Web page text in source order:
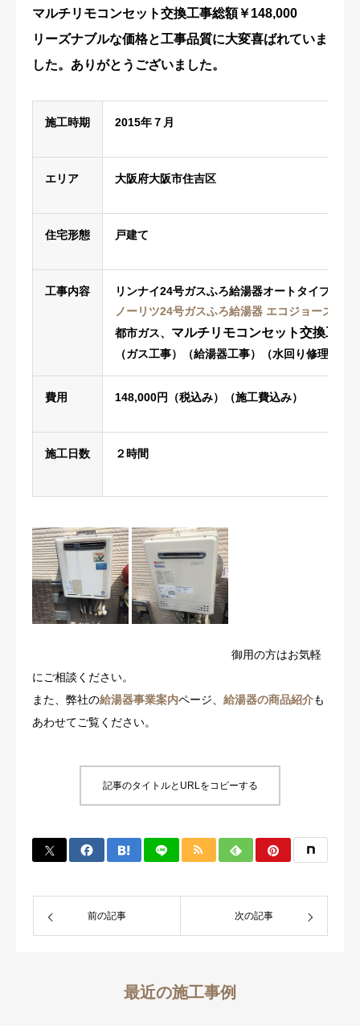
マルチリモコンセット交換工事総額￥148,000
リーズナブルな価格と工事品質に大変喜ばれていま
した。ありがとうございました。
施工時期 2015年７月
エリア 大阪府大阪市住吉区
住宅形態 戸建て
工事内容 リンナイ24号ガスふろ給湯器オートタイプ
ノーリツ24号ガスふろ給湯器 エコジョーズ オ
都市ガス、 マルチリモコンセット交換工事
（ガス工事）（給湯器工事）（水回り修理）
費用 148,000円（税込み）（施工費込み）
施工日数 ２時間
御用の方はお気軽
にご相談ください。
また、弊社の給湯器事業案内ページ、 給湯器の商品紹介も
あわせてご覧ください。
記事のタイトルとURLをコピーする
前の記事 次の記事
最近の施工事例